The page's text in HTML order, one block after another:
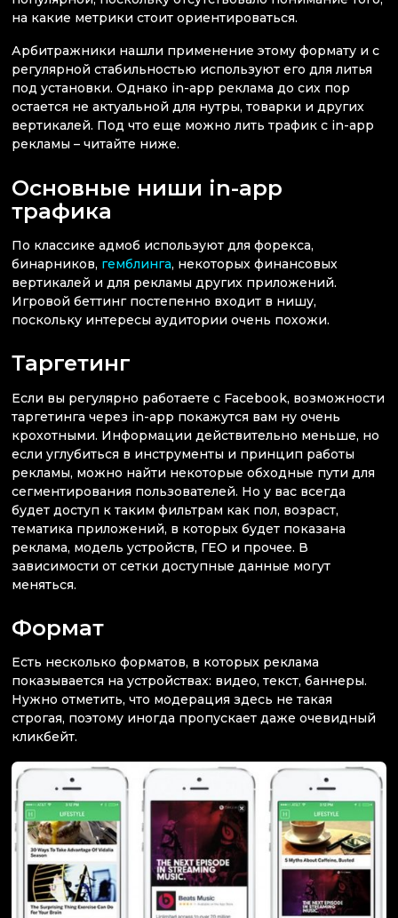
на какие метрики стоит ориентироваться.
Арбитражники нашли применение этому формату и с
регулярной стабильностью используют его для литья
под установки. Однако in-app реклама до сих пор
остается не актуальной для нутры, товарки и других
вертикалей. Под что еще можно лить трафик с in-app
рекламы – читайте ниже.
Основные ниши in-app
трафика
По классике адмоб используют для форекса,
бинарников, гемблинга, некоторых финансовых
вертикалей и для рекламы других приложений.
Игровой беттинг постепенно входит в нишу,
поскольку интересы аудитории очень похожи.
Таргетинг
Если вы регулярно работаете с Facebook, возможности
таргетинга через in-app покажутся вам ну очень
крохотными. Информации действительно меньше, но
если углубиться в инструменты и принцип работы
рекламы, можно найти некоторые обходные пути для
сегментирования пользователей. Но у вас всегда
будет доступ к таким фильтрам как пол, возраст,
тематика приложений, в которых будет показана
реклама, модель устройств, ГЕО и прочее. В
зависимости от сетки доступные данные могут
меняться.
Формат
Есть несколько форматов, в которых реклама
показывается на устройствах: видео, текст, баннеры.
Нужно отметить, что модерация здесь не такая
строгая, поэтому иногда пропускает даже очевидный
кликбейт.